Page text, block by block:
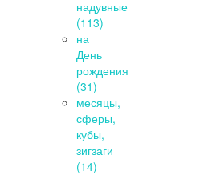
надувные
(113)
на
День
рождения
(31)
месяцы,
сферы,
кубы,
зигзаги
(14)